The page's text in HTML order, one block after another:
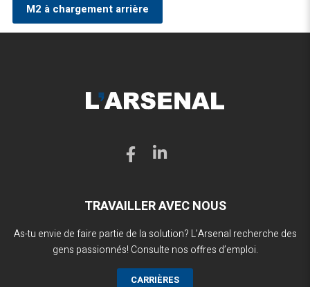
M2 à chargement arrière
TRAVAILLER AVEC NOUS
As-tu envie de faire partie de la solution? L’Arsenal recherche des
gens passionnés! Consulte nos offres d’emploi.
CARRIÈRES